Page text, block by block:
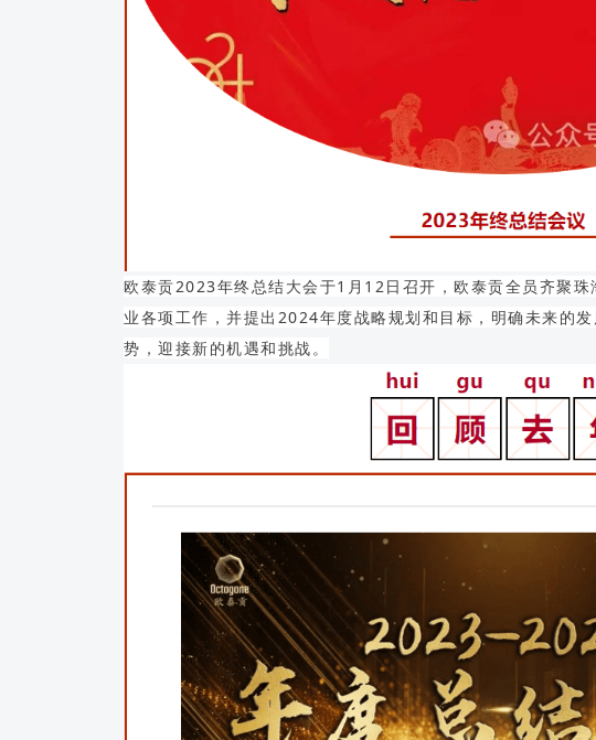
欧泰贡2023年终总结大会于1月12日召开，欧泰贡全员齐聚
业各项工作，并提出2024年度战略规划和目标，明确未来的
势，迎接新的机遇和挑战。